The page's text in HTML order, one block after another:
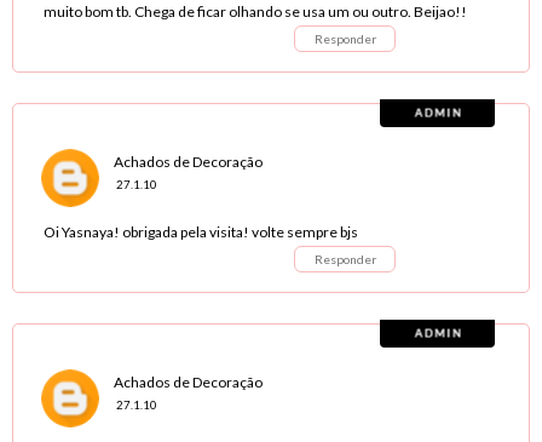
muito bom tb. Chega de ficar olhando se usa um ou outro. Beijao!!
Responder
Achados de Decoração
27.1.10
Oi Yasnaya! obrigada pela visita! volte sempre bjs
Responder
Achados de Decoração
27.1.10